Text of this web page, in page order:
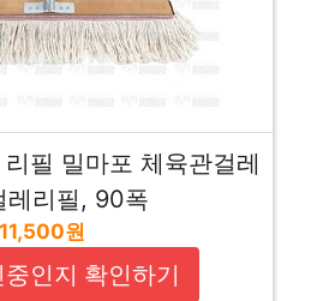
필 밀마포 체육관걸레
레리필, 90폭
11,500원
인지 확인하기